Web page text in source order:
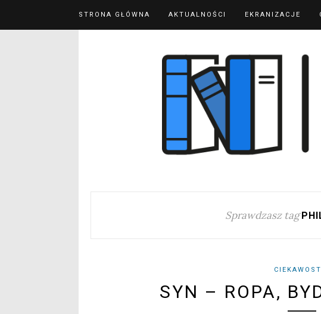
STRONA GŁÓWNA AKTUALNOŚCI EKRANIZACJE
Sprawdzasz tag
SYN – ROPA,